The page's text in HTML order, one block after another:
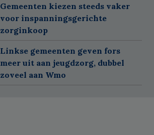
Gemeenten kiezen steeds vaker
voor inspanningsgerichte
zorginkoop
Linkse gemeenten geven fors
meer uit aan jeugdzorg, dubbel
zoveel aan Wmo